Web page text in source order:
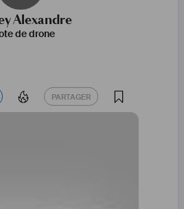
Alexandre
de drone
PARTAGER
PARTAGER